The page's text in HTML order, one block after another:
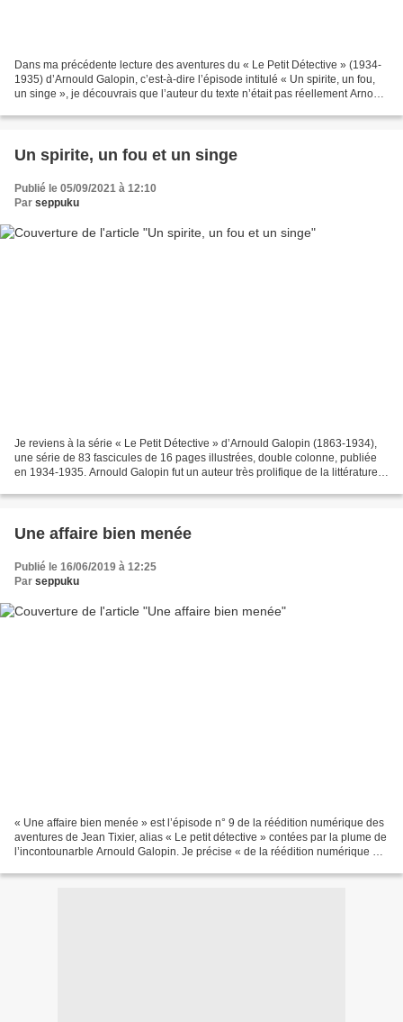
Dans ma précédente lecture des aventures du « Le Petit Détective » (1934-
1935) d’Arnould Galopin, c’est-à-dire l’épisode intitulé « Un spirite, un fou,
un singe », je découvrais que l’auteur du texte n’était pas réellement Arnould
Un spirite, un fou et un singe
Publié le 05/09/2021 à 12:10
Par seppuku
Je reviens à la série « Le Petit Détective » d’Arnould Galopin (1863-1934),
une série de 83 fascicules de 16 pages illustrées, double colonne, publiée
en 1934-1935. Arnould Galopin fut un auteur très prolifique de la littérature
Une affaire bien menée
Publié le 16/06/2019 à 12:25
Par seppuku
« Une affaire bien menée » est l’épisode n° 9 de la réédition numérique des
aventures de Jean Tixier, alias « Le petit détective » contées par la plume de
l’incontounarble Arnould Galopin. Je précise « de la réédition numérique »,